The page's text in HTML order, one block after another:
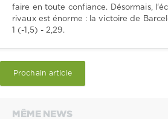
faire en toute confiance. Désormais,
rivaux est énorme : la victoire de
1 (-1,5) - 2,29.
Prochain article
MÊME NEWS